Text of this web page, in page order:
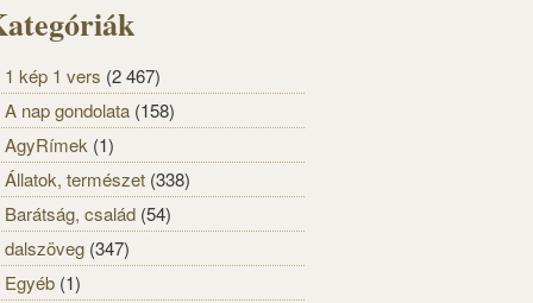
1 kép 1 vers (2 467)
A nap gondolata (158)
AgyRímek (1)
Állatok, természet (338)
Barátság, család (54)
dalszöveg (347)
Egyéb (1)